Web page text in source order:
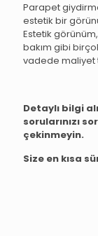
Parapet
estetik bir
Estetik görünüm,
bakım gibi
vadede maliyet
Detaylı bilgi
sorularınızı
çekinmeyin.
Size en kısa